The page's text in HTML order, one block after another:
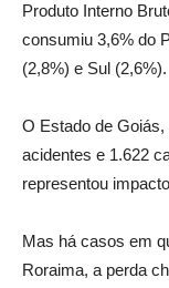
Produto Interno
consumiu 3,6% do
(2,8%) e Sul (2,6%).
O Estado de
acidentes e 1.622
representou
Mas há casos em
Roraima, a perda